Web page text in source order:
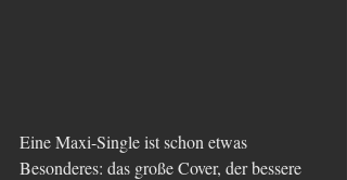
Eine Maxi-Single ist schon etwas
Besonderes: das große Cover, der bessere